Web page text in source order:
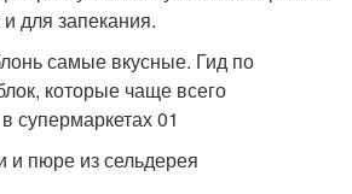
для запекания.
и пюре из сельдерея